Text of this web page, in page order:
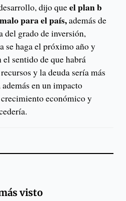
dijo queel plan b
para el país,además de
del grado de inversión,
se haga el próximo año y
el sentido de que habrá
y la deuda sería más
en un impacto
económico y
visto